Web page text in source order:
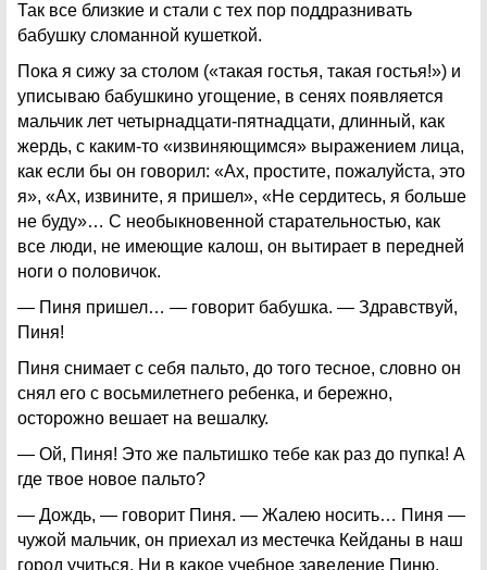
Так все близкие и стали с тех пор поддразнивать
бабушку сломанной кушеткой.
Пока я сижу за столом («такая гостья, такая гостья!») и
уписываю бабушкино угощение, в сенях появляется
мальчик лет четырнадцати-пятнадцати, длинный, как
жердь, с каким-то «извиняющимся» выражением лица,
как если бы он говорил: «Ах, простите, пожалуйста, это
я», «Ах, извините, я пришел», «Не сердитесь, я больше
не буду»… С необыкновенной старательностью, как
все люди, не имеющие калош, он вытирает в передней
ноги о половичок.
— Пиня пришел… — говорит бабушка. — Здравствуй,
Пиня!
Пиня снимает с себя пальто, до того тесное, словно он
снял его с восьмилетнего ребенка, и бережно,
осторожно вешает на вешалку.
— Ой, Пиня! Это же пальтишко тебе как раз до пупка! А
где твое новое пальто?
— Дождь, — говорит Пиня. — Жалею носить… Пиня —
чужой мальчик, он приехал из местечка Кейданы в наш
город учиться. Ни в какое учебное заведение Пиню,